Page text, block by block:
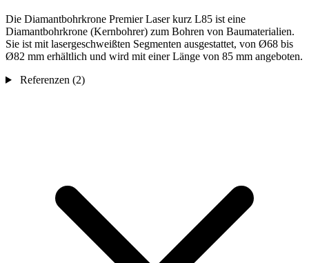
Die Diamantbohrkrone Premier Laser kurz L85 ist eine
Diamantbohrkrone (Kernbohrer) zum Bohren von Baumaterialien.
Sie ist mit lasergeschweißten Segmenten ausgestattet, von Ø68 bis
Ø82 mm erhältlich und wird mit einer Länge von 85 mm angeboten.
Referenzen (2)